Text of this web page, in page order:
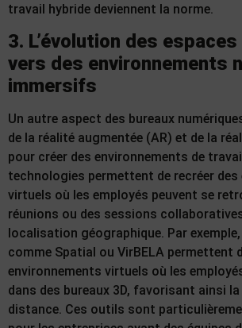
travail hybride deviennent la norme.
3. L’évolution des espaces
vers des environnements
immersifs
Un autre aspect des bureaux
de la réalité augmentée (AR) et de la
pour créer des environnements de
technologies permettent de recréer des
virtuels où les employés peuvent se
réunions ou des sessions
localisation géographique. Par
comme Spatial ou VirBELA permettent
environnements virtuels où les
dans des bureaux 3D, favorisant ainsi
distance. Ces outils sont